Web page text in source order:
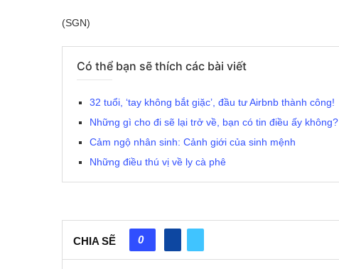
(SGN)
Có thể bạn sẽ thích các bài viết
32 tuổi, ‘tay không bắt giặc’, đầu tư Airbnb thành công!
Những gì cho đi sẽ lại trở về, bạn có tin điều ấy không?
Cảm ngộ nhân sinh: Cảnh giới của sinh mệnh
Những điều thú vị về ly cà phê
CHIA SẼ 0